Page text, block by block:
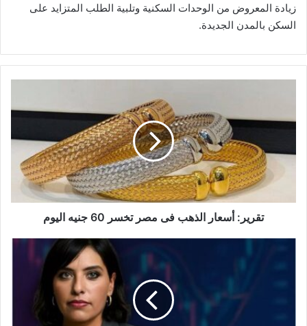
زيادة المعروض من الوحدات السكنية وتلبية الطلب المتزايد على
السكن بالمدن الجديدة.
تخسر
اليوم
تقرير: أسعار الذهب فى مصر تخسر 60 جنيه اليوم